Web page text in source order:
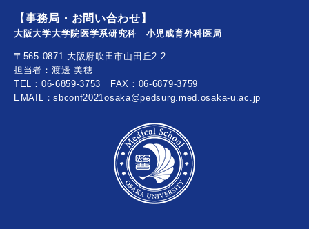
2021年04月30日
2021年4月末時点では、第38回日本二分脊椎研究会は予定
【事務局・お問い合わせ】
大阪大学大学院医学系研究科 小児成育外科医局
〒565-0871 大阪府吹田市山田丘2-2
担当者：渡邊 美穂
TEL：06-6859-3753 FAX：06-6879-3759
EMAIL：sbconf2021osaka@pedsurg.med.osaka-u.ac.jp